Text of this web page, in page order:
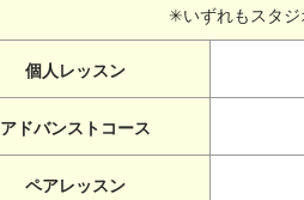
✳いずれもスタ
個人レッスン
アドバンストコース
ペアレッスン